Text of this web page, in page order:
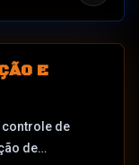
E
controle de
de